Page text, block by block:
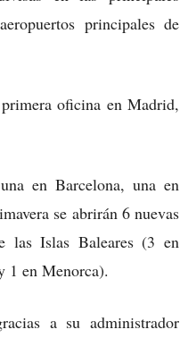
principales de
oficina en Madrid,
en Barcelona, una en
se abrirán 6 nuevas
las Islas Baleares (3 en
1 en Menorca).
a su administrador